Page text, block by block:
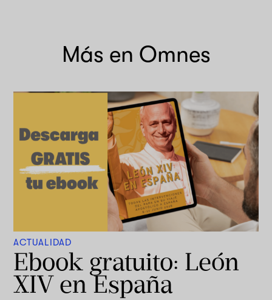
Más en Omnes
ACTUALIDAD
Ebook gratuito: León
XIV en España